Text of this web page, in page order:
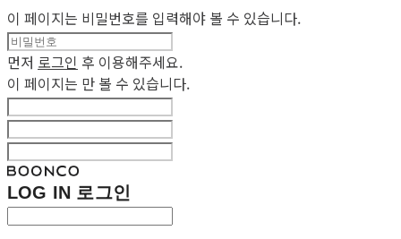
이 페이지는 비밀번호를 입력해야 볼 수 있습니다.
먼저 로그인 후 이용해주세요.
이 페이지는 만 볼 수 있습니다.
LOG IN 로그인